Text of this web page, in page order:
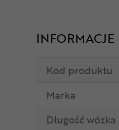
INFORMACJE
Kod produktu
Marka
Długość wózka